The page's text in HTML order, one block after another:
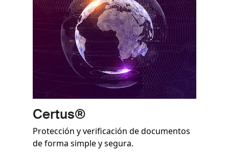
Certus®
Protección y verificación de documentos
de forma simple y segura.